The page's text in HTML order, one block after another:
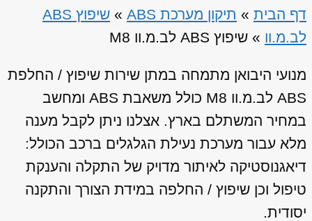
דף הבית » תיקון מערכת ABS »
שיפוץ ABS
לב.מ.וו » שיפוץ ABS לב.מ.וו M8
מנועי היבואן מתמחה במתן שירות שיפוץ / החלפת
ABS לב.מ.וו M8 כולל משאבת ABS ומחשב
במחיר המשתלם בארץ. אצלנו ניתן לקבל מענה
מלא עבור מערכת נעילת הגלגלים ברכב הכולל:
דיאגנוסטיקה לאיתור מדויק של התקלה והענקת
טיפול וכן שיפוץ / החלפה במידת הצורך והתקנה
יסודית.